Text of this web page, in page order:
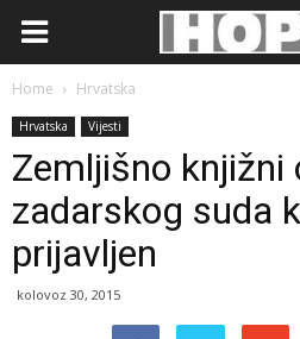
Home Hrvatska
Hrvatska Vijesti
Zemljišno knjižni
zadarskog suda
prijavljen
kolovoz 30, 2015